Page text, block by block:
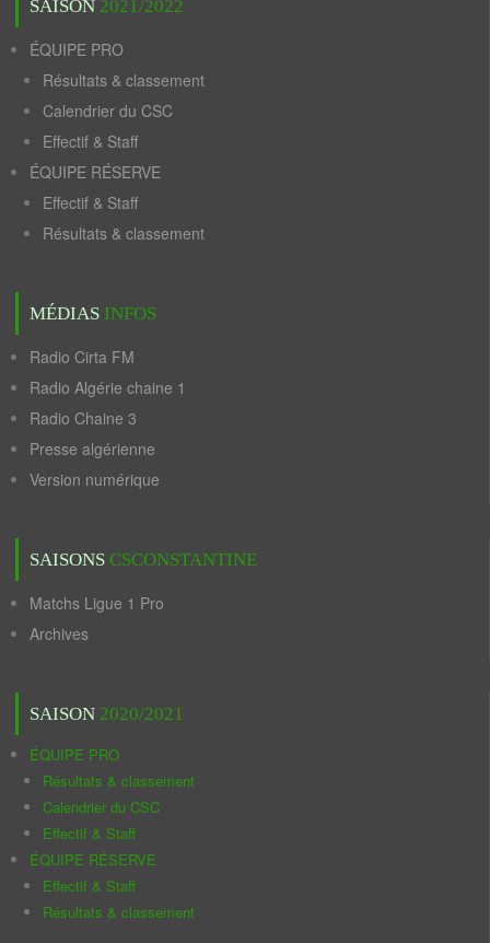
SAISON 2021/2022
ÉQUIPE PRO
Résultats & classement
Calendrier du CSC
Effectif & Staff
ÉQUIPE RÉSERVE
Effectif & Staff
Résultats & classement
MÉDIAS INFOS
Radio Cirta FM
Radio Algérie chaine 1
Radio Chaine 3
Presse algérienne
Version numérique
SAISONS CSCONSTANTINE
Matchs Ligue 1 Pro
Archives
SAISON 2020/2021
ÉQUIPE PRO
Résultats & classement
Calendrier du CSC
Effectif & Staff
ÉQUIPE RÉSERVE
Effectif & Staff
Résultats & classement